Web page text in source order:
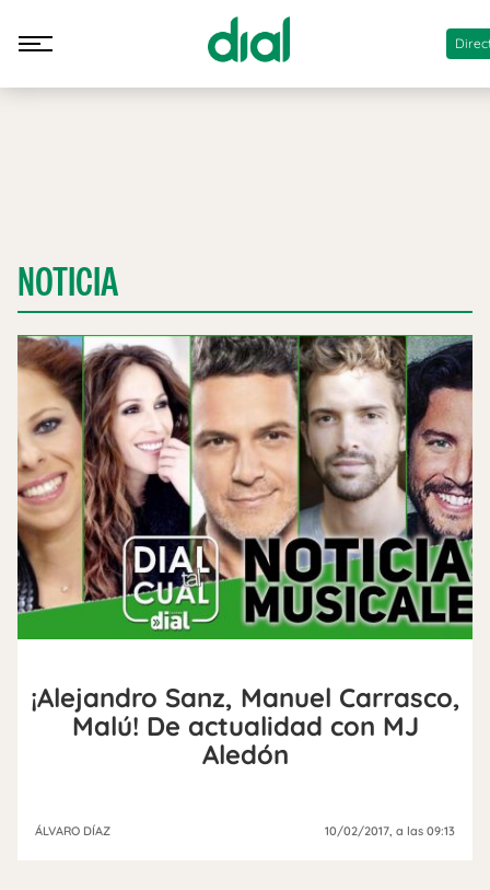
NOTICIA
¡Alejandro Sanz, Manuel Carrasco,
Malú! De actualidad con MJ
Aledón
ÁLVARO DÍAZ 10/02/2017 , a las 09:13